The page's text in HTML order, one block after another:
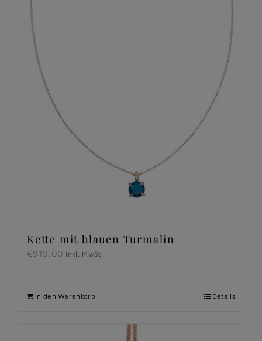
Kette mit blauen Turmalin
€919,00 inkl. MwSt.
In den Warenkorb Details